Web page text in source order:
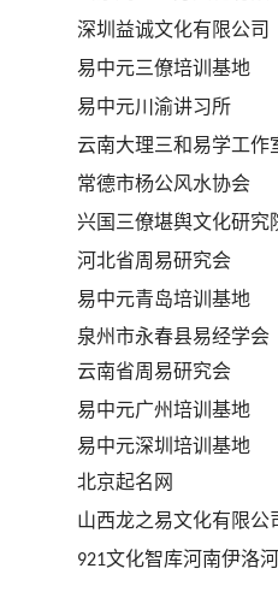
深圳益诚文化有限公司
易中元三僚培训基地
易中元川渝讲习所
云南大理三和易学工作
常德市杨公风水协会
兴国三僚堪舆文化研究
河北省周易研究会
易中元青岛培训基地
泉州市永春县易经学会
云南省周易研究会
易中元广州培训基地
易中元深圳培训基地
北京起名网
山西龙之易文化有限公
921文化智库河南伊洛